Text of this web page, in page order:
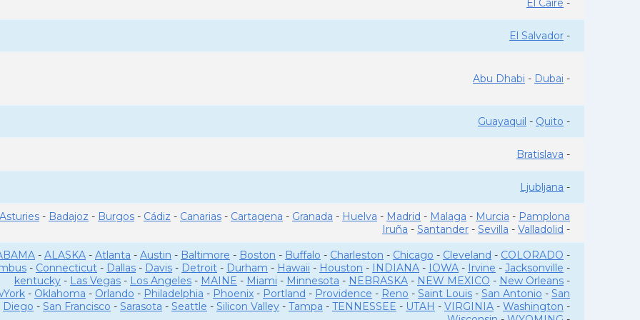
El Caire -
El Salvador -
Abu Dhabi - Dubai -
Guayaquil - Quito -
Bratislava -
Ljubljana -
Asturies - Badajoz - Burgos - Cádiz - Canarias - Cartagena - Granada - Huelva - Madrid - Malaga - Murcia - Pamplona
Iruña - Santander - Sevilla - Valladolid -
- ALASKA - Atlanta - Austin - Baltimore - Boston - Buffalo - Charleston - Chicago - Cleveland - COLORADO -
- Connecticut - Dallas - Davis - Detroit - Durham - Hawaii - Houston - INDIANA - IOWA - Irvine - Jacksonville -
kentucky - Las Vegas - Los Angeles - MAINE - Miami - Minnesota - NEBRASKA - NEW MEXICO - New Orleans -
- Oklahoma - Orlando - Philadelphia - Phoenix - Portland - Providence - Reno - Saint Louis - San Antonio - San
Diego - San Francisco - Sarasota - Seattle - Silicon Valley - Tampa - TENNESSEE - UTAH - VIRGINIA - Washington -